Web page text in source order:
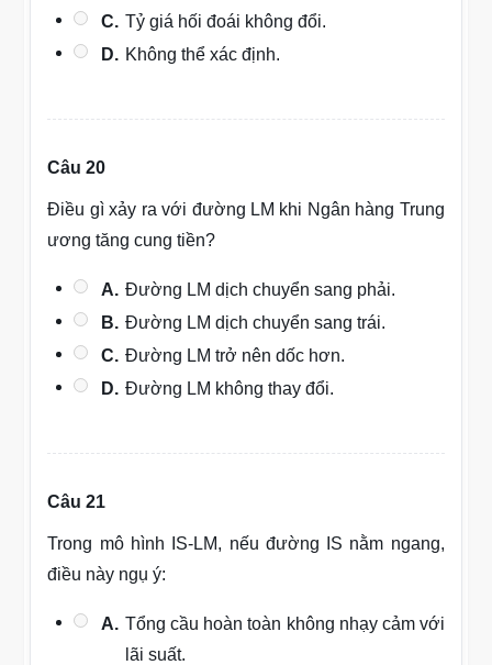
C. Tỷ giá hối đoái không đổi.
D. Không thể xác định.
Câu 20
Điều gì xảy ra với đường LM khi Ngân hàng Trung
ương tăng cung tiền?
A. Đường LM dịch chuyển sang phải.
B. Đường LM dịch chuyển sang trái.
C. Đường LM trở nên dốc hơn.
D. Đường LM không thay đổi.
Câu 21
Trong mô hình IS-LM, nếu đường IS nằm ngang,
điều này ngụ ý:
A. Tổng cầu hoàn toàn không nhạy cảm với
lãi suất.